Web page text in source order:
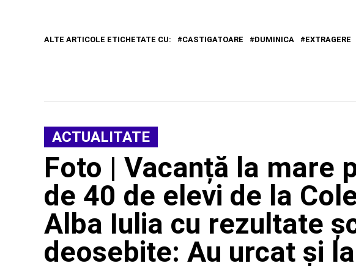
ALTE ARTICOLE ETICHETATE CU: CASTIGATOARE DUMINICA EXTRAGERE
ACTUALITATE
Foto | Vacanță la mare
de 40 de elevi de la
Alba Iulia cu rezultate
deosebite: Au urcat și